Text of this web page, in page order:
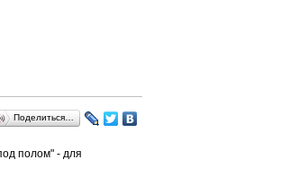
Поделиться…
полом" - для